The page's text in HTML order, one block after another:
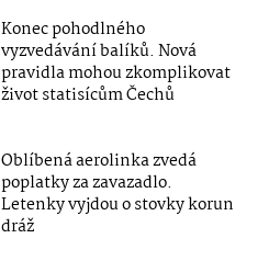
Konec pohodlného
vyzvedávání balíků. Nová
pravidla mohou zkomplikovat
život statisícům Čechů
Oblíbená aerolinka zvedá
poplatky za zavazadlo.
Letenky vyjdou o stovky korun
dráž